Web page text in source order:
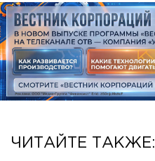
ЧИТАЙТЕ ТАКЖЕ: